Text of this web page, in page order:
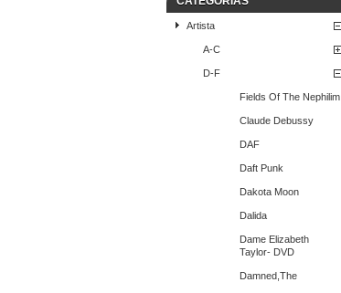
Artista
A-C
D-F
Fields Of The Nephilim
Claude Debussy
DAF
Daft Punk
Dakota Moon
Dalida
Dame Elizabeth
Taylor- DVD
Damned,The